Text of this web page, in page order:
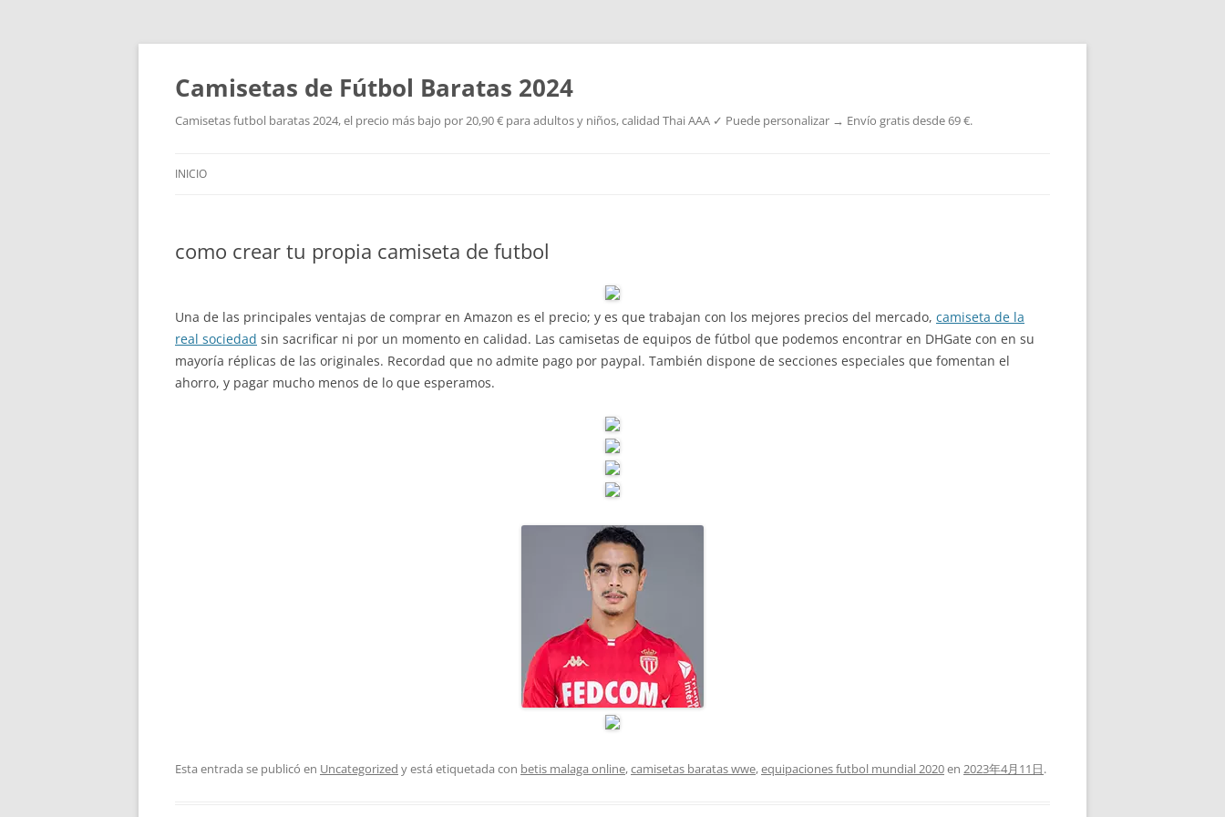
Camisetas de Fútbol Baratas 2024
Camisetas futbol baratas 2024, el precio más bajo por 20,90 € para adultos y niños, calidad Thai AAA ✓ Puede personalizar → Envío gratis desde 69 €.
INICIO
como crear tu propia camiseta de futbol
Una de las principales ventajas de comprar en Amazon es el precio; y es que trabajan con los mejores precios del mercado, camiseta de la
real sociedad sin sacrificar ni por un momento en calidad. Las camisetas de equipos de fútbol que podemos encontrar en DHGate con en su
mayoría réplicas de las originales. Recordad que no admite pago por paypal. También dispone de secciones especiales que fomentan el
ahorro, y pagar mucho menos de lo que esperamos.
Esta entrada se publicó en Uncategorized y está etiquetada con betis malaga online,camisetas baratas wwe,equipaciones futbol mundial 2020en 2023年4月11日.